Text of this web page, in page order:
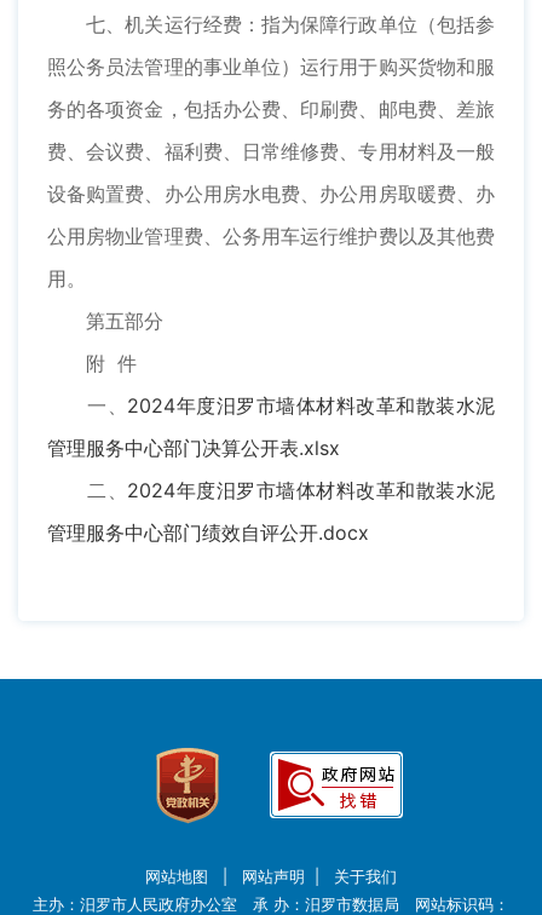
七、机关运行经费：指为保障行政单位（包括参
照公务员法管理的事业单位）运行用于购买货物和服
务的各项资金，包括办公费、印刷费、邮电费、差旅
费、会议费、福利费、日常维修费、专用材料及一般
设备购置费、办公用房水电费、办公用房取暖费、办
公用房物业管理费、公务用车运行维护费以及其他费
用。
第五部分
附 件
一、 2024年度汨罗市墙体材料改革和散装水泥
管理服务中心部门决算公开表.xlsx
二、 2024年度汨罗市墙体材料改革和散装水泥
管理服务中心部门绩效自评公开.docx
网站地图 网站声明
关于我们
主办：汨罗市人民政府办公室 承 办：汨罗市数据局 网站标识码：